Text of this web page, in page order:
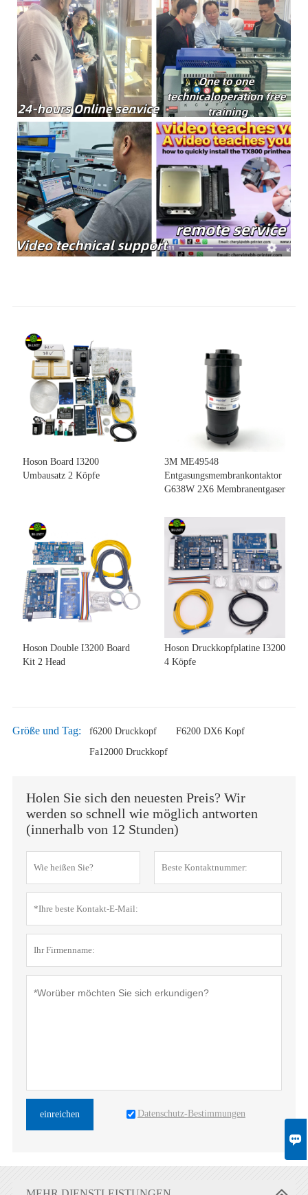

Hoson Board I3200
Umbausatz 2 Köpfe
3M ME49548
Entgasungsmembrankontaktor
G638W 2X6 Membranentgaser
Hoson Double I3200 Board
Kit 2 Head
Hoson Druckkopfplatine I3200
4 Köpfe
Größe und Tag: f6200 Druckkopf
F6200 DX6 Kopf
Fa12000 Druckkopf
Holen Sie sich den neuesten Preis? Wir
werden so schnell wie möglich antworten
(innerhalb von 12 Stunden)
einreichen Datenschutz-Bestimmungen